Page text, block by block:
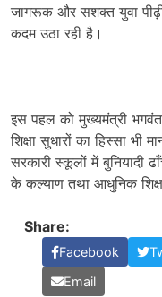
जागरूक और सशक्त युवा
कदम उठा रही है।
इस पहल को मुख्यमंत्री
शिक्षा सुधारों का हिस्सा भी
सरकारी स्कूलों में बुनियादी
के कल्याण तथा आधुनिक
Share:
Facebook
Email